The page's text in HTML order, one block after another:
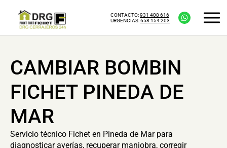
CONTACTO:931 408 616
URGENCIAS:658 154 203
CAMBIAR BOMBIN
FICHET PINEDA DE
MAR
Servicio técnico Fichet en Pineda de Mar para
diagnosticar averías, recuperar maniobra, corregir